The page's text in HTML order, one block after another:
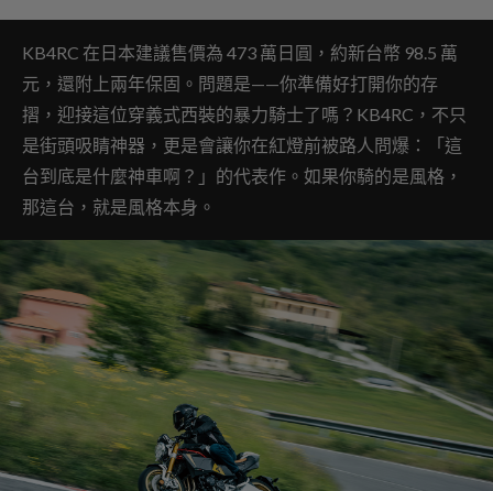
KB4RC 在日本建議售價為 473 萬日圓，約新台幣 98.5 萬
元，還附上兩年保固。問題是——你準備好打開你的存
摺，迎接這位穿義式西裝的暴力騎士了嗎？KB4RC，不只
是街頭吸睛神器，更是會讓你在紅燈前被路人問爆：「這
台到底是什麼神車啊？」的代表作。如果你騎的是風格，
那這台，就是風格本身。